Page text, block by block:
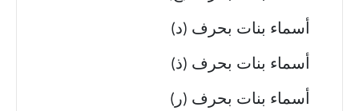
أسماء بنات بحرف (د)
أسماء بنات بحرف (ذ)
أسماء بنات بحرف (ر)